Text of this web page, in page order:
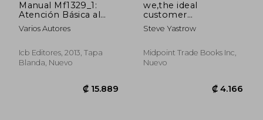
Manual Mf1329_1:
Atención Básica al
Cliente
Varios Autores
Icb Editores, 2013, Tapa
Blanda, Nuevo
we,the ideal
customer
relationship
Steve Yastrow
Midpoint Trade Books Inc,
Nuevo